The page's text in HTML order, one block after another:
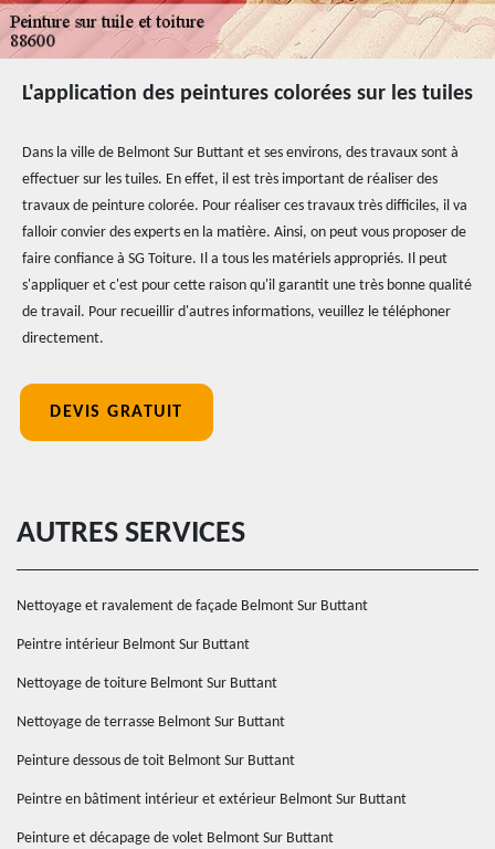
L'application des peintures colorées sur les tuiles
Dans la ville de Belmont Sur Buttant et ses environs, des travaux sont à
effectuer sur les tuiles. En effet, il est très important de réaliser des
travaux de peinture colorée. Pour réaliser ces travaux très difficiles, il va
falloir convier des experts en la matière. Ainsi, on peut vous proposer de
faire confiance à SG Toiture. Il a tous les matériels appropriés. Il peut
s'appliquer et c'est pour cette raison qu'il garantit une très bonne qualité
de travail. Pour recueillir d'autres informations, veuillez le téléphoner
directement.
DEVIS GRATUIT
AUTRES SERVICES
Nettoyage et ravalement de façade Belmont Sur Buttant
Peintre intérieur Belmont Sur Buttant
Nettoyage de toiture Belmont Sur Buttant
Nettoyage de terrasse Belmont Sur Buttant
Peinture dessous de toit Belmont Sur Buttant
Peintre en bâtiment intérieur et extérieur Belmont Sur Buttant
Peinture et décapage de volet Belmont Sur Buttant